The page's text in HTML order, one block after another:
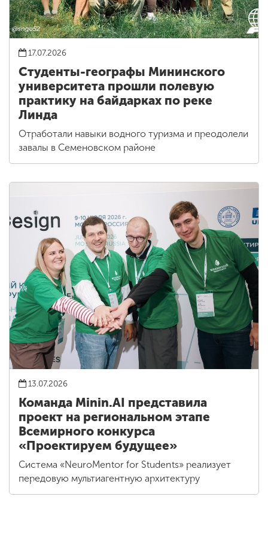
17.07.2026
Студенты-географы Мининского
университета прошли полевую
практику на байдарках по реке
Линда
Отработали навыки водного туризма и преодолели
завалы в Семеновском районе
13.07.2026
Команда Minin.AI представила
проект на региональном этапе
Всемирного конкурса
«Проектируем будущее»
Система «NeuroMentor for Students» реализует
передовую мультиагентную архитектуру